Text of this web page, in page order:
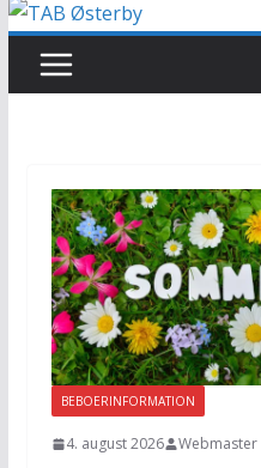
BEBOERINFORMATION
4. august 2026 Webmaster